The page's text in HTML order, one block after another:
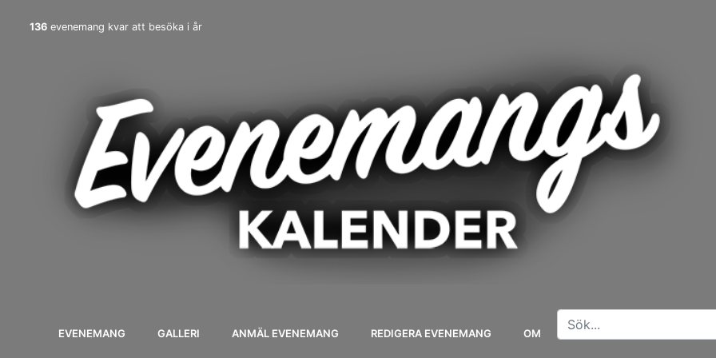
136 evenemang kvar att besöka i år
EVENEMANG GALLERI ANMÄL EVENEMANG REDIGERA EVENEMANG OM